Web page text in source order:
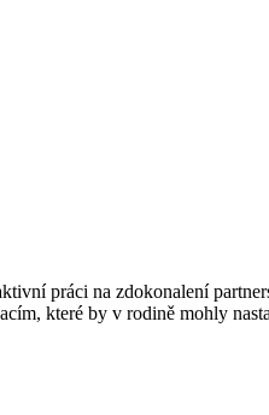
práci na zdokonalení
které by v rodině mohly